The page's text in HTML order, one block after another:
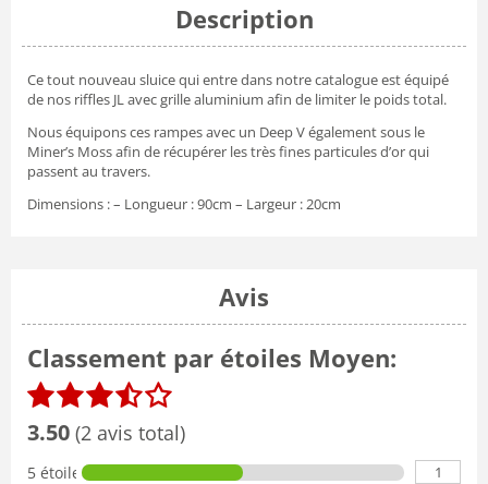
Description
Ce tout nouveau sluice qui entre dans notre catalogue est équipé
de nos riffles JL avec grille aluminium afin de limiter le poids total.
Nous équipons ces rampes avec un Deep V également sous le
Miner’s Moss afin de récupérer les très fines particules d’or qui
passent au travers.
Dimensions : – Longueur : 90cm – Largeur : 20cm
Avis
Classement par étoiles Moyen:
3.50 (2 avis total)
5 étoiles 1